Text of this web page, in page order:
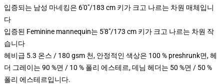
입증되는 남성 마네킹은 6'0"/183 cm 키가 크고 나르는 차원 매체입니
다
입증된 Feminine mannequin는 5'8"/173 cm 키가 크고 나르는 차원 작
습니다
헤비급 5.3 온스 / 180 gsm 천, 안정적인 색상은 100 % preshrunk면, 헤
더 그레이는 90 %면 / 10 % 폴리 에스테르, 데님 헤더는 50 %면 / 50 %
폴리 에스테르입니다.